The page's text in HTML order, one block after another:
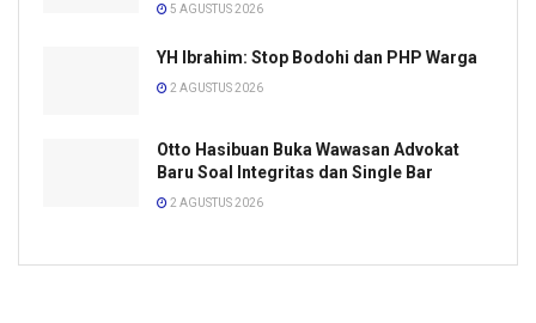
5 AGUSTUS 2026
YH Ibrahim: Stop Bodohi dan PHP Warga
2 AGUSTUS 2026
Otto Hasibuan Buka Wawasan Advokat
Baru Soal Integritas dan Single Bar
2 AGUSTUS 2026